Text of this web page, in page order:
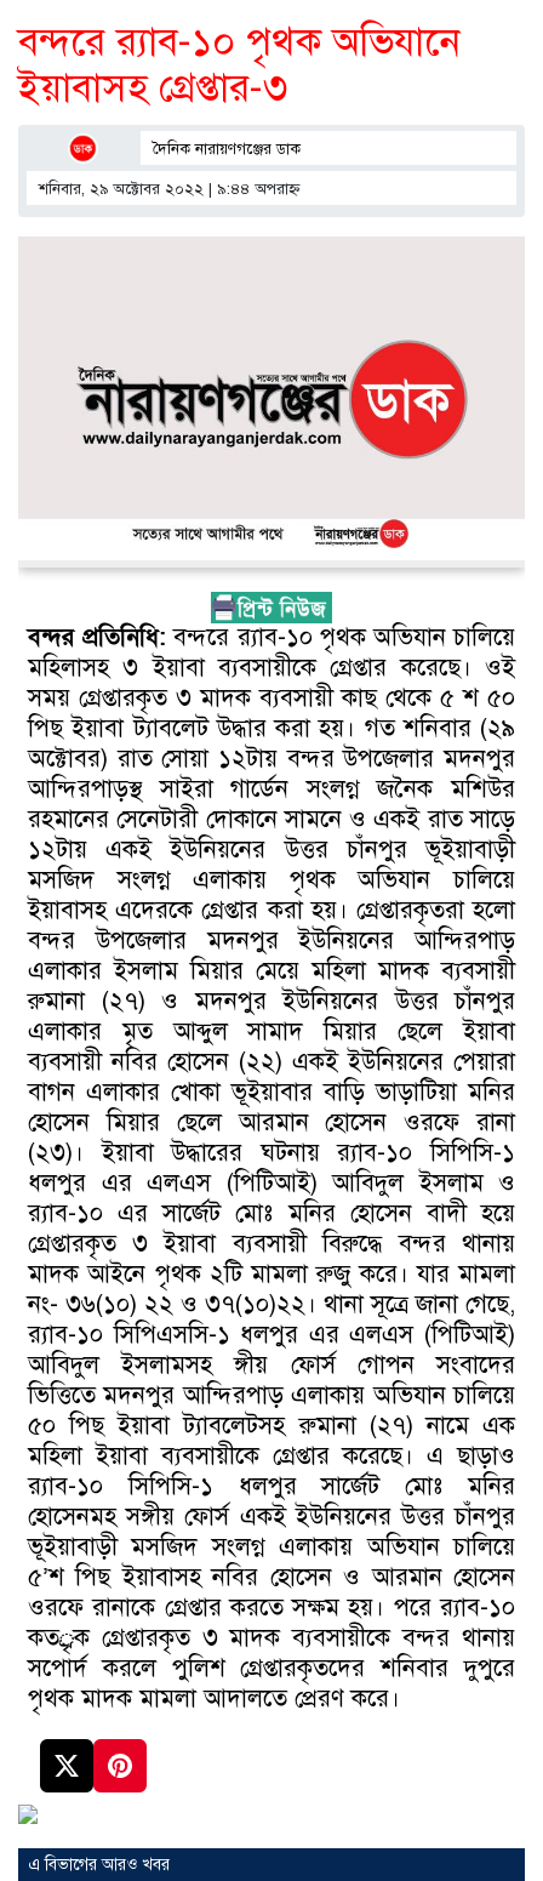
বন্দরে র‍্যাব-১০ পৃথক অভিযানে
ইয়াবাসহ গ্রেপ্তার-৩
দৈনিক নারায়ণগঞ্জের ডাক
শনিবার, ২৯ অক্টোবর ২০২২ | ৯:৪৪ অপরাহ্ণ
বন্দর প্রতিনিধি: বন্দরে র‍্যাব-১০ পৃথক অভিযান চালিয়ে
মহিলাসহ ৩ ইয়াবা ব্যবসায়ীকে গ্রেপ্তার করেছে। ওই
সময় গ্রেপ্তারকৃত ৩ মাদক ব্যবসায়ী কাছ থেকে ৫ শ ৫০
পিছ ইয়াবা ট্যাবলেট উদ্ধার করা হয়। গত শনিবার (২৯
অক্টোবর) রাত সোয়া ১২টায় বন্দর উপজেলার মদনপুর
আন্দিরপাড়স্থ সাইরা গার্ডেন সংলগ্ন জনৈক মশিউর
রহমানের সেনেটারী দোকানে সামনে ও একই রাত সাড়ে
১২টায় একই ইউনিয়নের উত্তর চাঁনপুর ভূইয়াবাড়ী
মসজিদ সংলগ্ন এলাকায় পৃথক অভিযান চালিয়ে
ইয়াবাসহ এদেরকে গ্রেপ্তার করা হয়। গ্রেপ্তারকৃতরা হলো
বন্দর উপজেলার মদনপুর ইউনিয়নের আন্দিরপাড়
এলাকার ইসলাম মিয়ার মেয়ে মহিলা মাদক ব্যবসায়ী
রুমানা (২৭) ও মদনপুর ইউনিয়নের উত্তর চাঁনপুর
এলাকার মৃত আব্দুল সামাদ মিয়ার ছেলে ইয়াবা
ব্যবসায়ী নবির হোসেন (২২) একই ইউনিয়নের পেয়ারা
বাগন এলাকার খোকা ভূইয়াবার বাড়ি ভাড়াটিয়া মনির
হোসেন মিয়ার ছেলে আরমান হোসেন ওরফে রানা
(২৩)। ইয়াবা উদ্ধারের ঘটনায় র‍্যাব-১০ সিপিসি-১
ধলপুর এর এলএস (পিটিআই) আবিদুল ইসলাম ও
র‍্যাব-১০ এর সার্জেট মোঃ মনির হোসেন বাদী হয়ে
গ্রেপ্তারকৃত ৩ ইয়াবা ব্যবসায়ী বিরুদ্ধে বন্দর থানায়
মাদক আইনে পৃথক ২টি মামলা রুজু করে। যার মামলা
নং- ৩৬(১০) ২২ ও ৩৭(১০)২২। থানা সূত্রে জানা গেছে,
র‍্যাব-১০ সিপিএসসি-১ ধলপুর এর এলএস (পিটিআই)
আবিদুল ইসলামসহ ঙ্গীয় ফোর্স গোপন সংবাদের
ভিত্তিতে মদনপুর আন্দিরপাড় এলাকায় অভিযান চালিয়ে
৫০ পিছ ইয়াবা ট্যাবলেটসহ রুমানা (২৭) নামে এক
মহিলা ইয়াবা ব্যবসায়ীকে গ্রেপ্তার করেছে। এ ছাড়াও
র‍্যাব-১০ সিপিসি-১ ধলপুর সার্জেট মোঃ মনির
হোসেনমহ সঙ্গীয় ফোর্স একই ইউনিয়নের উত্তর চাঁনপুর
ভূইয়াবাড়ী মসজিদ সংলগ্ন এলাকায় অভিযান চালিয়ে
৫’শ পিছ ইয়াবাসহ নবির হোসেন ও আরমান হোসেন
ওরফে রানাকে গ্রেপ্তার করতে সক্ষম হয়। পরে র‍্যাব-১০
কতর্ৃক গ্রেপ্তারকৃত ৩ মাদক ব্যবসায়ীকে বন্দর থানায়
সপোর্দ করলে পুলিশ গ্রেপ্তারকৃতদের শনিবার দুপুরে
পৃথক মাদক মামলা আদালতে প্রেরণ করে।
এ বিভাগের আরও খবর